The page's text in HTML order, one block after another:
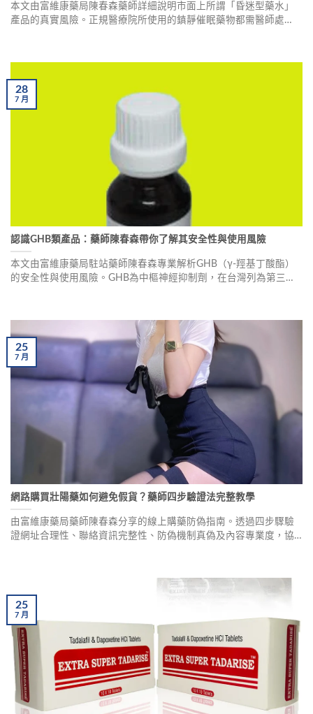
本文由富維康藥局陳春森藥師詳細說明市面上所謂「昏迷型藥水」
產品的真實風險。正規醫療院所使用的鎮靜催眠藥物都需醫師處
用。藥師呼籲：任何具有顯著生理作用的物質，都應在專業醫療人
認識GHB類產品：藥師陳春森帶你了解其安全性與使用風險
本文由富維康藥局駐站藥師陳春森專業解析GHB（γ-羥基丁酸酯）
的安全性與使用風險。GHB為中樞神經抑制劑，在台灣列為第三級
經衛生福利部核可的合法保健選項。
28
7月
網路購買壯陽藥如何避免假貨？藥師四步驗證法完整教學
由富維康藥局藥師陳春森分享的線上購藥防偽指南。透過四步驟驗
證網址合理性、聯絡資訊完整性、防偽機制真偽及內容專業度，協
25
7月
25
7月